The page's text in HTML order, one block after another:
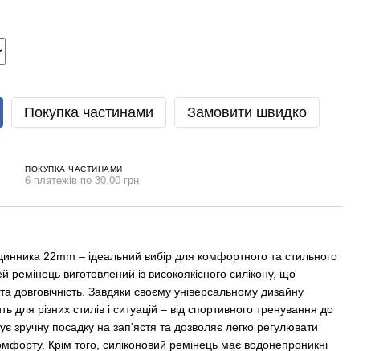
Покупка частинами Замовити швидко
ПОКУПКА ЧАСТИНАМИ
6 платежів по 30.00 грн
22mm – ідеальний вибір для комфортного та стильного
ремінець виготовлений із високоякісного силікону, що
довговічність. Завдяки своєму універсальному дизайну
для різних стилів і ситуацій – від спортивного тренування до
зручну посадку на зап'ястя та дозволяє легко регулювати
Крім того, силіконовий ремінець має водонепроникні